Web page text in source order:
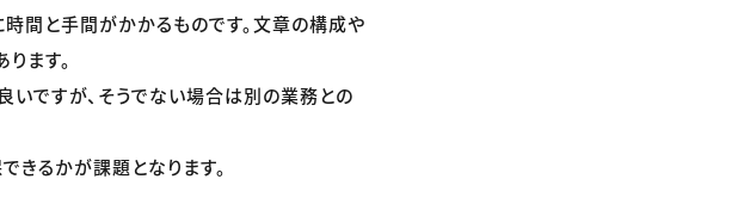
間と手間がかかるものです。文章の構成や
ます。
ですが、そうでない場合は別の業務との
きるかが課題となります。